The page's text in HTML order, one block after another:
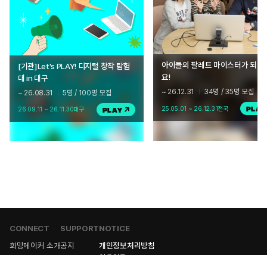
[기관]Let's PLAY! 디지털 창작 탐험
대 in 대구
~ 26.08.31 5명 / 100명 모집
26.09.11 ~ 26.11.30대구 PLAY
아이들의 팔레트 마이스터가 되어
요!
~ 26.12.31 34명 / 35명 모집
25.05.01 ~ 26.12.31전국 PLAY
CONNECT
희망메이커 소개
SUPPORT
공지
NOTICE
개인정보처리방침